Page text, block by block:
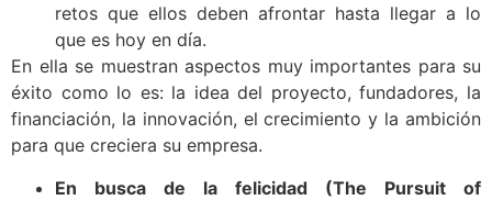
retos que ellos deben afrontar hasta llegar a lo
que es hoy en día.
En ella se muestran aspectos muy importantes para su
éxito como lo es: la idea del proyecto, fundadores, la
financiación, la innovación, el crecimiento y la ambición
para que creciera su empresa.
En busca de la felicidad (The Pursuit of